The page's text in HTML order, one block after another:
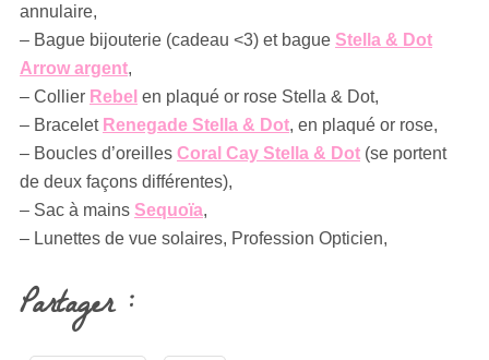
annulaire,
– Bague bijouterie (cadeau <3) et bague Stella & Dot
Arrow argent,
– Collier Rebel en plaqué or rose Stella & Dot,
– Bracelet Renegade Stella & Dot, en plaqué or rose,
– Boucles d’oreilles Coral Cay Stella & Dot (se portent
de deux façons différentes),
– Sac à mains Sequoïa,
– Lunettes de vue solaires, Profession Opticien,
Partager :